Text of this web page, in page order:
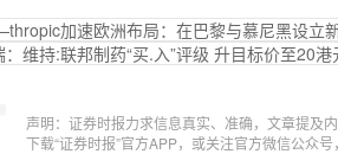
加速欧洲布局：在巴黎与慕尼黑设立
：维持:联邦制药“买.入”评级 升目标价至20港
声明：证券时报力求信息真实、准确，文章提及
下载“证券时报”官方APP，或关注官方微信公众